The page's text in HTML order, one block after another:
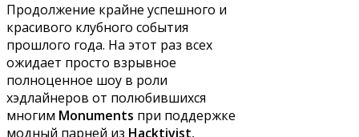
Продолжение крайне успешного и
красивого клубного события
прошлого года. На этот раз всех
ожидает просто взрывное
полноценное шоу в роли
хэдлайнеров от полюбившихся
многим Monuments при поддержке
модный парней из Hacktivist,